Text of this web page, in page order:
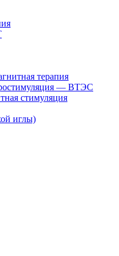
терапия
— ВТЭС
стимуляция
иглы)